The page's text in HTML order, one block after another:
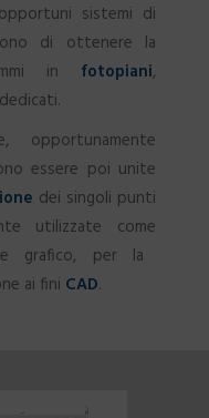
sistemi di
di ottenere la
in fotopiani,
essere poi unite
dei singoli punti
utilizzate come
grafico, per la
ai fini CAD.